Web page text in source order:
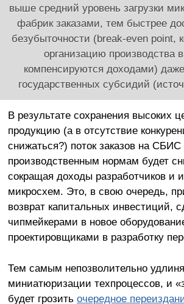
выше средний уровень загрузки
фабрик заказами, тем быстрее
безубыточности (break-even point,
организацию производства
компенсируются доходами)
государственных субсидий
В результате сохранения высоких
продукцию (а в отсутствие
снижаться?) поток заказов на
производственным нормам будет
сокращая доходы разработчиков и
микросхем. Это, в свою очередь,
возврат капитальных инвестиций,
чипмейкерами в новое
проектировщиками в разработку
Тем самым непозволительно
миниатюризации техпроцессов, и
будет грозить очередное